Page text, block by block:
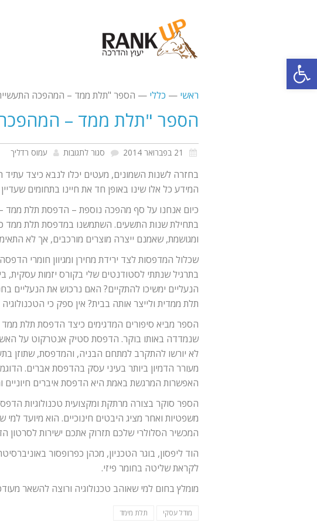
פתח סרגל נגישות
ראשי — כללי — הספר "תלת ממד – המהפכה
הספר "תלת ממד –
סגור לתגובות על
הספר
"תלת
ממד
–
המהפכה
התעשייתית
הבאה"
עמוס רדליך
בחזרה לשנות השמונים, מעטים יכלו לנבא כיצד
המידע כל אלו שינו באופן חד את חיינו בתחומים
כיום אנחנו על סף מהפכה נוספת – הדפסת תלת ממד –
בתחילת שנות התשעים. השתמשנו במדפסת תלת ממד
ומגושמת, שאמנם ייצרה מוצרים מורכבים, אך לא
שכלול המדפסות לצד ירידת מחירן ומגיוון חומרי
בתרגיל שנתתי לסטודנטים שלי בקורס יזמות עסקית,
הנעליים ימשיכו להתקיים? האם נרכוש את הנעליים
תלת ממדית ולייצר אותה בבית? אין ספק כי
הספר מביא סיפורים המדגימים כיצד הדפסת תלת
שנמדדה באותו בוקר. הדפסת סטיק אנטרקוט על האש
לא יורשו להתקרב למתחם הבניה, והמדפסת, שתוזן
מעורר הדמיון ביותר בעיני עסק בהדפסת אברים.
האפשרות המרגשת באמת היא הדפסת איברים
הספר סוקר בצורה מרתקת ומקצועית טכנולוגיות
משפטיות ואחר מציג היבטים חינוכיים. הוא מיועד
המכשיר הסלולרי שלכם תזרוק אתכם ישירות לסרטון
הוד ליפסון, בוגר הטכניון, מכהן כפרופסור
לקראת שליטה בחומר פיזי.
מומלץ בחום למי שאוהב טכנולוגיה ורוצה להשאר
מודל עסקי תלת מימד